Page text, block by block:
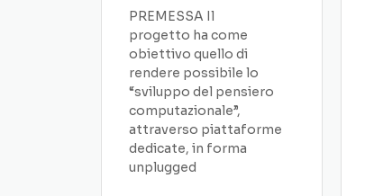
PREMESSA Il
progetto ha come
obiettivo quello di
rendere possibile lo
“sviluppo del pensiero
computazionale”,
attraverso piattaforme
dedicate, in forma
unplugged